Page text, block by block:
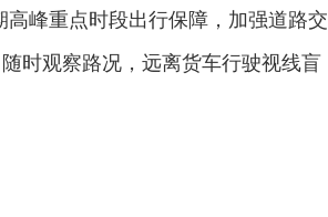
高峰重点时段出行保障，加强道路交
时观察路况，远离货车行驶视线盲